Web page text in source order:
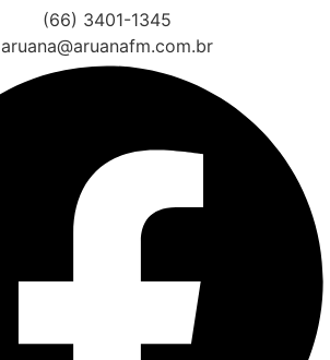
(66) 3401-1345
aruana@aruanafm.com.br